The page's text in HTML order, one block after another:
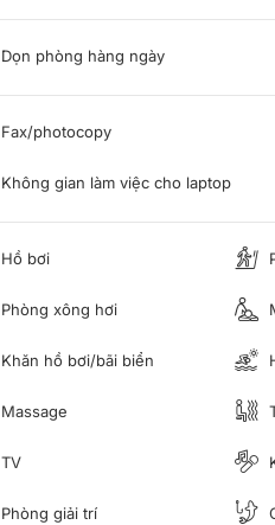
Dọn phòng hàng ngày
Fax/photocopy
Không gian làm việc cho laptop
Hồ bơi
Phòng xông hơi
Khăn hồ bơi/bãi biển
Massage
TV
Phòng giải trí